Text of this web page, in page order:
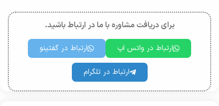
برای دریافت مشاوره با ما در ارتباط باشید.
ارتباط در واتس اپ ارتباط در گفتینو
ارتباط در تلگرام